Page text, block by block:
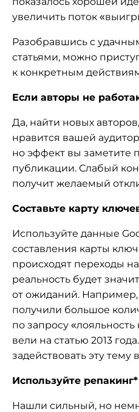
увеличить поток
Разобравшись с
статьями, можно
к конкретным
Если авторы не
Да, найти новых
нравится вашей
но эффект вы заметите
публикации. Слабый
получит желаемый
Составьте карту
Используйте данные
составления карты
происходят переходы
реальность будет
от ожиданий.
получили большое
по запросу
вели на статью 2013
задействовать эту тему
Используйте
Нашли сильный, но